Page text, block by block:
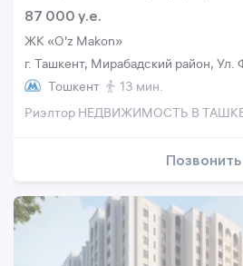
87 000 y.e.
ЖК «O'z Makon»
г. Ташкент, Мирабадский район, Ул.
Тошкент
13 мин.
Риэлтор НЕДВИЖИМОСТЬ В
Позвонить